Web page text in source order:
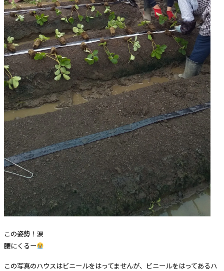
この姿勢！涙
腰にくるー
この写真のハウスはビニールをはってませんが、ビニールをはってあるハ